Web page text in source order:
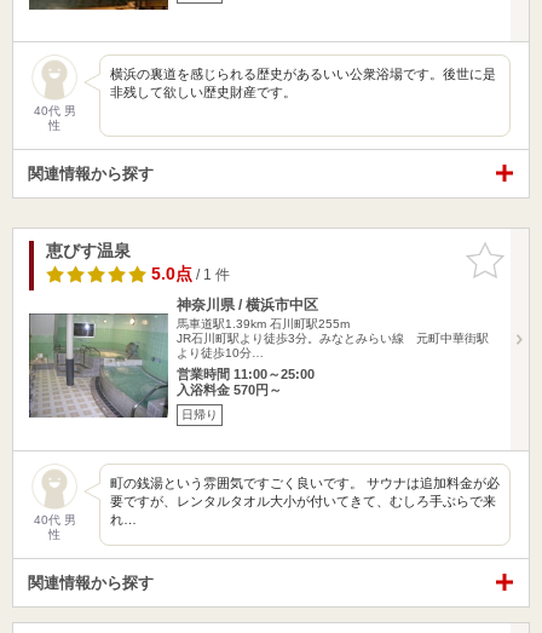
40代 男
性
横浜の裏道を感じられる歴史があるいい公衆浴場です。後世に是
非残して欲しい歴史財産です。
関連情報から探す
お気に入
りに追加
恵びす温泉
5.0点/ 1 件
神奈川県 / 横浜市中区
馬車道駅1.39km 石川町駅255m
JR石川町駅より徒歩3分。みなとみらい線 元町中華街駅
より徒歩10分…
営業時間 11:00～25:00
入浴料金 570円～
日帰り
40代 男
性
町の銭湯という雰囲気ですごく良いです。 サウナは追加料金が必
要ですが、レンタルタオル大小が付いてきて、むしろ手ぶらで来
れ…
関連情報から探す